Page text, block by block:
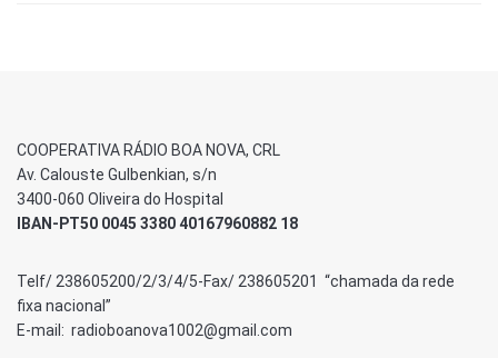
COOPERATIVA RÁDIO BOA NOVA, CRL
Av. Calouste Gulbenkian, s/n
3400-060 Oliveira do Hospital
IBAN-PT50 0045 3380 40167960882 18
Telf/ 238605200/2/3/4/5-Fax/ 238605201 “chamada da rede
fixa nacional”
E-mail: radioboanova1002@gmail.com